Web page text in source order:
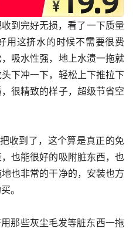
用这挤水的时候不需要很费
吸水性强，地上水渍一拖就
下冲一下，轻松上下推拉下
很精致的样子，超级节省空
也能很好的吸附脏东西，也
也非常的干净的，安装也方
。